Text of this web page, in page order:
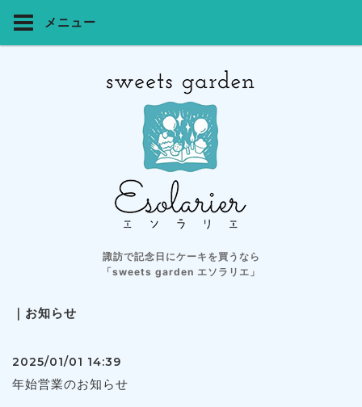
メニュー
諏訪で記念日にケーキを買うなら
「sweets garden エソラリエ」
｜お知らせ
2025/01/01 14:39
年始営業のお知らせ